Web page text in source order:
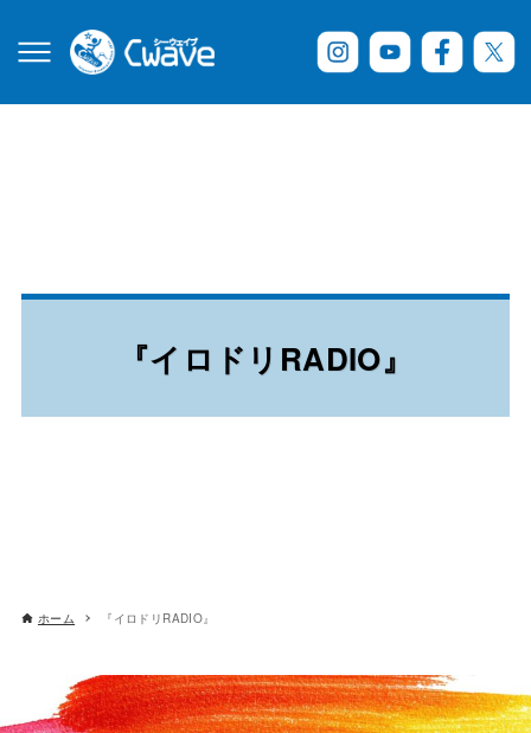
『イロドリRADIO』
ホーム 『イロドリRADIO』